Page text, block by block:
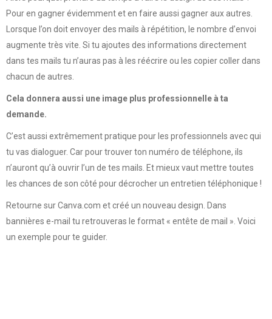
Pour en gagner évidemment et en faire aussi gagner aux autres.
Lorsque l’on doit envoyer des mails à répétition, le nombre d’envoi
augmente très vite. Si tu ajoutes des informations directement
dans tes mails tu n’auras pas à les réécrire ou les copier coller dans
chacun de autres.
Cela donnera aussi une image plus professionnelle à ta
demande.
C’est aussi extrêmement pratique pour les professionnels avec qui
tu vas dialoguer. Car pour trouver ton numéro de téléphone, ils
n’auront qu’à ouvrir l’un de tes mails. Et mieux vaut mettre toutes
les chances de son côté pour décrocher un entretien téléphonique !
Retourne sur Canva.com et créé un nouveau design. Dans
bannières e-mail tu retrouveras le format « entête de mail ». Voici
un exemple pour te guider.